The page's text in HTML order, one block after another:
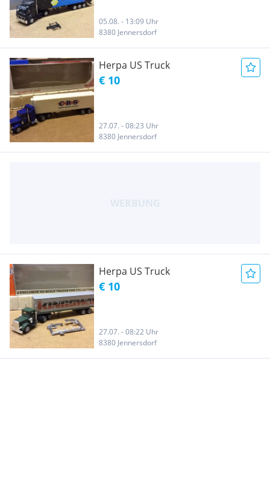
05.08. - 13:09 Uhr
8380 Jennersdorf
Herpa US Truck
€ 10
27.07. - 08:23 Uhr
8380 Jennersdorf
Herpa US Truck
€ 10
27.07. - 08:22 Uhr
8380 Jennersdorf